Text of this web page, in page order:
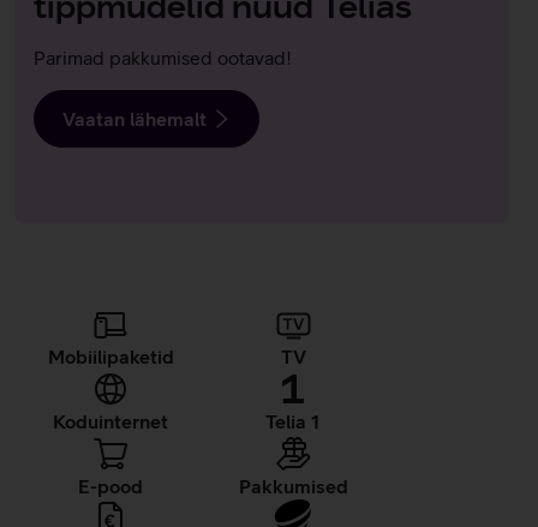
Parimad pakkumised ootavad!
Vaatan lähemalt
Kiirviited
Mobiilipaketid TV
Koduinternet Telia 1
E-pood Pakkumised